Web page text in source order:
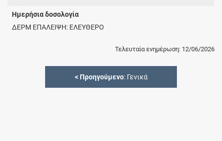
Ημερήσια δοσολογία
ΔΕΡΜ ΕΠΑΛΕΙΨΗ: ΕΛΕΥΘΕΡΟ
Τελευταία ενημέρωση: 12/06/2026
< Προηγούμενο: Γενικά